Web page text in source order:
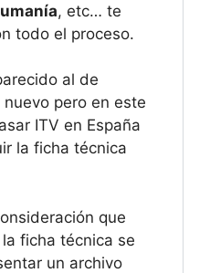
, etc… te
todo el proceso.
al de
pero en este
ITV en España
la ficha técnica
que
ficha técnica se
un archivo